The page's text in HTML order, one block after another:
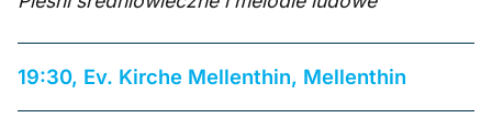
19:30, Ev. Kirche Mellenthin, Mellenthin